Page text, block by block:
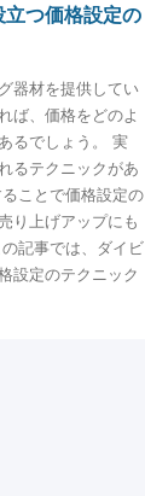
つ価格設定の
器材を提供してい
ば、価格をどのよ
るでしょう。 実
るテクニックがあ
ことで価格設定の
り上げアップにも
記事では、ダイビ
設定のテクニック